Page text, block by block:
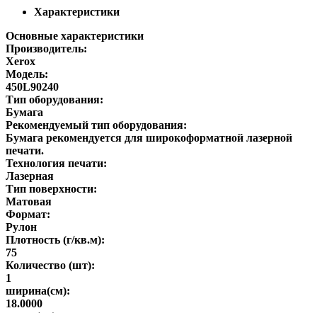
Характеристики
Основные характеристики
Производитель:
Xerox
Модель:
450L90240
Тип оборудования:
Бумага
Рекомендуемый тип оборудования:
Бумага рекомендуется для широкоформатной лазерной
печати.
Технология печати:
Лазерная
Тип поверхности:
Матовая
Формат:
Рулон
Плотность (г/кв.м):
75
Количество (шт):
1
ширина(см):
18.0000